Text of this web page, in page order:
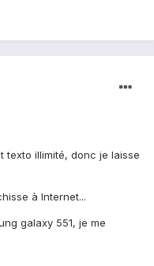
texto illimité, donc je laisse
à Internet...
galaxy 551, je me